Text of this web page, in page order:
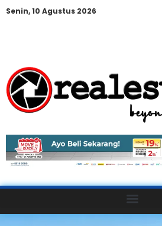
Senin, 10 Agustus 2026